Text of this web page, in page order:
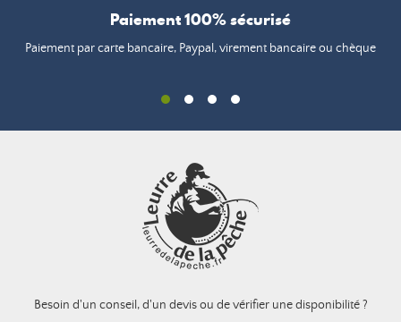
Paiement 100% sécurisé
Paiement par carte bancaire, Paypal, virement bancaire ou chèque
Besoin d'un conseil, d'un devis ou de vérifier une disponibilité ?